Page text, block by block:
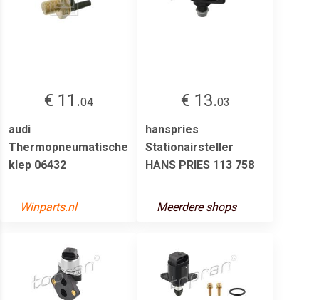
€ 11.04
audi
Thermopneumatische
klep 06432
Winparts.nl
€ 13.03
hanspries
Stationairsteller
HANS PRIES 113 758
Meerdere shops